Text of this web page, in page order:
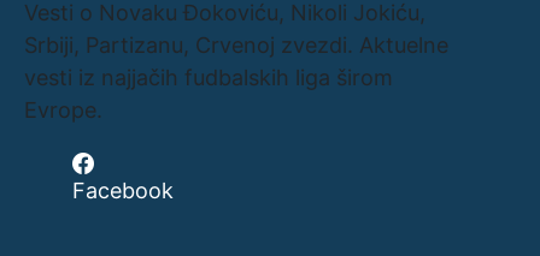
Vesti o Novaku Đokoviću, Nikoli Jokiću,
Srbiji, Partizanu, Crvenoj zvezdi. Aktuelne
vesti iz najjačih fudbalskih liga širom
Evrope.
Facebook